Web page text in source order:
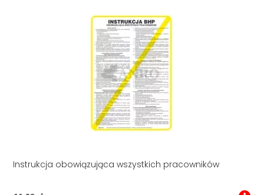
Instrukcja obowiązująca wszystkich pracowników